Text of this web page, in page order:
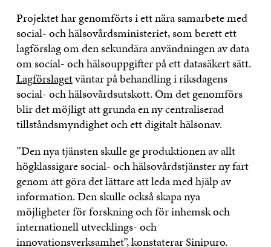
Projektet har genomförts i ett nära samarbete med
social- och hälsovårdsministeriet, som berett ett
lagförslag om den sekundära användningen av data
om social- och hälsouppgifter på ett datasäkert sätt.
Lagförslagetväntar på behandling i riksdagens
social- och hälsovårdsutskott. Om det genomförs
blir det möjligt att grunda en ny centraliserad
tillståndsmyndighet och ett digitalt hälsonav.
”Den nya tjänsten skulle ge produktionen av allt
högklassigare social- och hälsovårdstjänster ny fart
genom att göra det lättare att leda med hjälp av
information. Den skulle också skapa nya
möjligheter för forskning och för inhemsk och
internationell utvecklings- och
innovationsverksamhet”, konstaterar Sinipuro.